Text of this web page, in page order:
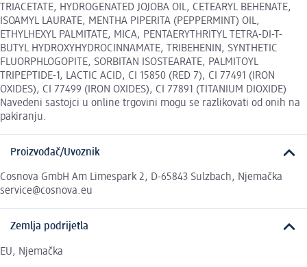
TRIACETATE, HYDROGENATED JOJOBA OIL, CETEARYL BEHENATE,
ISOAMYL LAURATE, MENTHA PIPERITA (PEPPERMINT) OIL,
ETHYLHEXYL PALMITATE, MICA, PENTAERYTHRITYL TETRA-DI-T-
BUTYL HYDROXYHYDROCINNAMATE, TRIBEHENIN, SYNTHETIC
FLUORPHLOGOPITE, SORBITAN ISOSTEARATE, PALMITOYL
TRIPEPTIDE-1, LACTIC ACID, CI 15850 (RED 7), CI 77491 (IRON
OXIDES), CI 77499 (IRON OXIDES), CI 77891 (TITANIUM DIOXIDE)
Navedeni sastojci u online trgovini mogu se razlikovati od onih na
pakiranju.
Proizvođač/Uvoznik
Cosnova GmbH Am Limespark 2, D-65843 Sulzbach, Njemačka
service@cosnova.eu
Zemlja podrijetla
EU, Njemačka